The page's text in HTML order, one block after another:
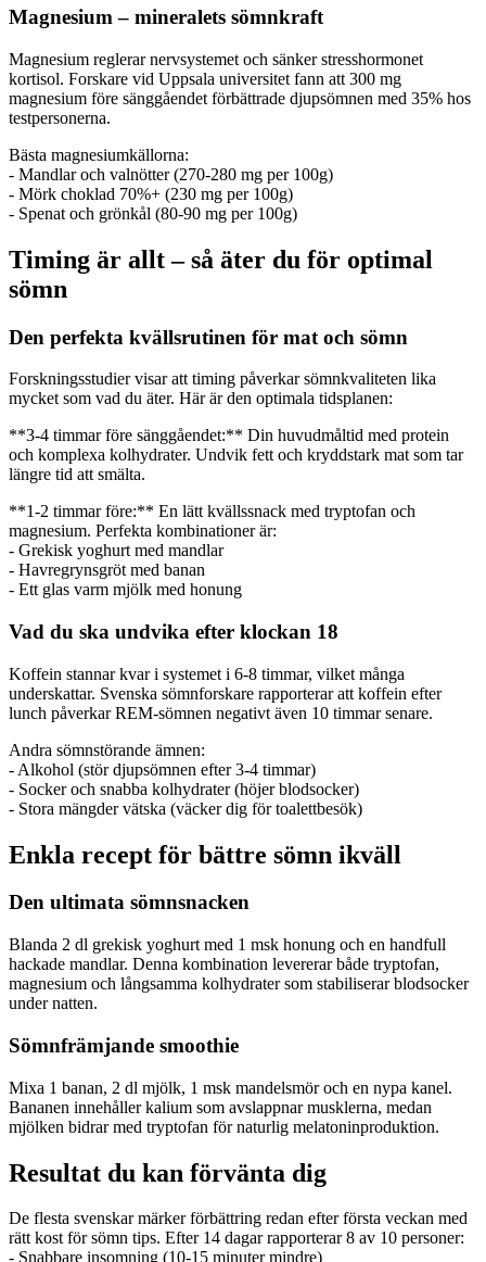
Magnesium – mineralets sömnkraft
Magnesium reglerar nervsystemet och sänker stresshormonet
kortisol. Forskare vid Uppsala universitet fann att 300 mg
magnesium före sänggåendet förbättrade djupsömnen med 35% hos
testpersonerna.
Bästa magnesiumkällorna:
- Mandlar och valnötter (270-280 mg per 100g)
- Mörk choklad 70%+ (230 mg per 100g)
- Spenat och grönkål (80-90 mg per 100g)
Timing är allt – så äter du för optimal
sömn
Den perfekta kvällsrutinen för mat och sömn
Forskningsstudier visar att timing påverkar sömnkvaliteten lika
mycket som vad du äter. Här är den optimala tidsplanen:
**3-4 timmar före sänggåendet:** Din huvudmåltid med protein
och komplexa kolhydrater. Undvik fett och kryddstark mat som tar
längre tid att smälta.
**1-2 timmar före:** En lätt kvällssnack med tryptofan och
magnesium. Perfekta kombinationer är:
- Grekisk yoghurt med mandlar
- Havregrynsgröt med banan
- Ett glas varm mjölk med honung
Vad du ska undvika efter klockan 18
Koffein stannar kvar i systemet i 6-8 timmar, vilket många
underskattar. Svenska sömnforskare rapporterar att koffein efter
lunch påverkar REM-sömnen negativt även 10 timmar senare.
Andra sömnstörande ämnen:
- Alkohol (stör djupsömnen efter 3-4 timmar)
- Socker och snabba kolhydrater (höjer blodsocker)
- Stora mängder vätska (väcker dig för toalettbesök)
Enkla recept för bättre sömn ikväll
Den ultimata sömnsnacken
Blanda 2 dl grekisk yoghurt med 1 msk honung och en handfull
hackade mandlar. Denna kombination levererar både tryptofan,
magnesium och långsamma kolhydrater som stabiliserar blodsocker
under natten.
Sömnfrämjande smoothie
Mixa 1 banan, 2 dl mjölk, 1 msk mandelsmör och en nypa kanel.
Bananen innehåller kalium som avslappnar musklerna, medan
mjölken bidrar med tryptofan för naturlig melatoninproduktion.
Resultat du kan förvänta dig
De flesta svenskar märker förbättring redan efter första veckan med
rätt kost för sömn tips. Efter 14 dagar rapporterar 8 av 10 personer:
- Snabbare insomning (10-15 minuter mindre)